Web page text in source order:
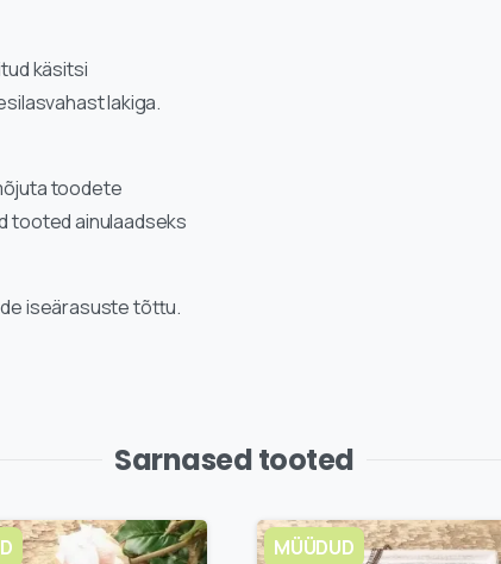
käsitsi
lakiga.
toodete
tooted ainulaadseks
iseärasuste tõttu.
Sarnased tooted
MÜÜDUD